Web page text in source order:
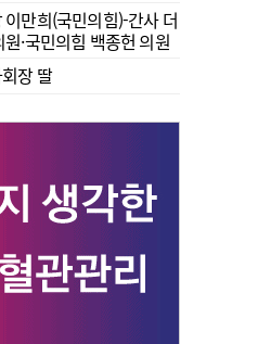
만희(국민의힘)-간사 더
·국민의힘 백종헌 의원
장 딸